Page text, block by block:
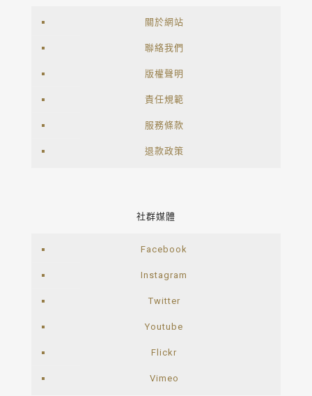
關於網站
聯絡我們
版權聲明
責任規範
服務條款
退款政策
社群媒體
Facebook
Instagram
Twitter
Youtube
Flickr
Vimeo